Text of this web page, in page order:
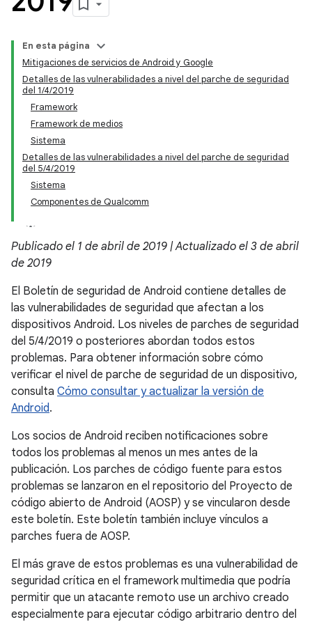
En esta página
Mitigaciones de servicios de Android y Google
Detalles de las vulnerabilidades a nivel del parche de seguridad
del 1/4/2019
Framework
Framework de medios
Sistema
Detalles de las vulnerabilidades a nivel del parche de seguridad
del 5/4/2019
Sistema
Componentes de Qualcomm
Publicado el 1 de abril de 2019 | Actualizado el 3 de abril
de 2019
El Boletín de seguridad de Android contiene detalles de
las vulnerabilidades de seguridad que afectan a los
dispositivos Android. Los niveles de parches de seguridad
del 5/4/2019 o posteriores abordan todos estos
problemas. Para obtener información sobre cómo
verificar el nivel de parche de seguridad de un dispositivo,
consulta Cómo consultar y actualizar la versión de
Android.
Los socios de Android reciben notificaciones sobre
todos los problemas al menos un mes antes de la
publicación. Los parches de código fuente para estos
problemas se lanzaron en el repositorio del Proyecto de
código abierto de Android (AOSP) y se vincularon desde
este boletín. Este boletín también incluye vínculos a
parches fuera de AOSP.
El más grave de estos problemas es una vulnerabilidad de
seguridad crítica en el framework multimedia que podría
permitir que un atacante remoto use un archivo creado
especialmente para ejecutar código arbitrario dentro del